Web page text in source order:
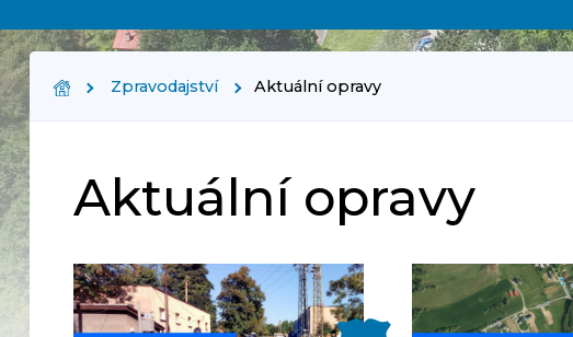
Zpravodajství Aktuální opravy
Aktuální opravy